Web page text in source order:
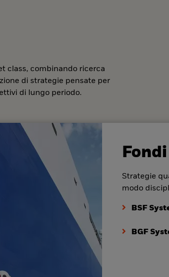
class, combinando ricerca
di strategie pensate per
di lungo periodo.
Strategie
modo
BSF
BGF